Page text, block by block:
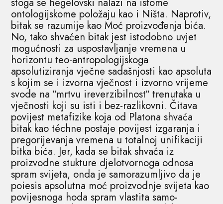
ontologijskome položaju kao i Ništa. Naprotiv,
bitak se razumije kao Moć proizvođenja bića.
No, tako shvaćen bitak jest istodobno uvjet
mogućnosti za uspostavljanje vremena u
horizontu teo-antropologijskoga
apsolutiziranja vječne sadašnjosti kao apsoluta
s kojim se i izvorna vječnost i izvorno vrijeme
svode na ʺmrtvu ireverzibilnostʺ trenutaka u
vječnosti koji su isti i bez-razlikovni. Čitava
povijest metafizike koja od Platona shvaća
bitak kao téchne postaje povijest izgaranja i
pregorijevanja vremena u totalnoj unifikaciji
bitka bića. Jer, kada se bitak shvaća iz
proizvodne stukture djelotvornoga odnosa
spram svijeta, onda je samorazumljivo da je
poiesis apsolutna moć proizvodnje svijeta kao
povijesnoga hoda spram vlastita samo-